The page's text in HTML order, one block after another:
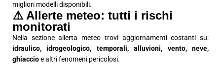
migliori modelli disponibili.
⚠️ Allerte meteo: tutti i rischi
monitorati
Nella sezione allerta meteo trovi aggiornamenti costanti su:
idraulico, idrogeologico, temporali, alluvioni, vento, neve,
ghiaccioe altri fenomeni pericolosi.